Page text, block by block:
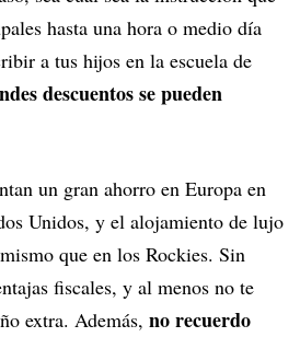
hasta una hora o medio día
a tus hijos en la escuela de
descuentos se pueden
un gran ahorro en Europa en
Unidos, y el alojamiento de lujo
que en los Rockies. Sin
fiscales, y al menos no te
extra. Además, no recuerdo